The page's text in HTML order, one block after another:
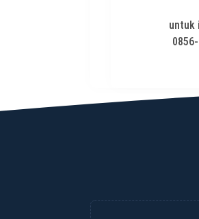
untuk